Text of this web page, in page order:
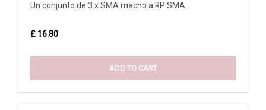
Un conjunto de 3 x SMA macho a RP SMA...
£ 16.80
ADD TO CART